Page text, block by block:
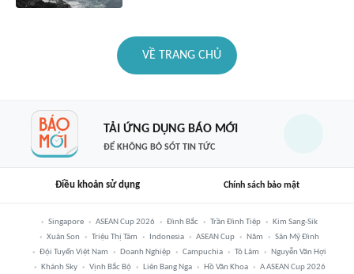
VỀ TRANG CHỦ
TẢI ỨNG DỤNG BÁO MỚI
ĐỂ KHÔNG BỎ SÓT TIN TỨC
Điều khoản sử dụng Chính sách bảo mật
Singapore ASEAN Cup 2026 Đình Bắc Trần Đình Tiệp
Kim Sang-Sik
Xuân Son
Triệu Thị Tâm Indonesia ASEAN Cup Năm
Sân Mỹ Đình
Đội Tuyển Việt Nam
Doanh Nghiệp Campuchia Tô Lâm
Nguyễn Văn Hợi
Khánh Sky
Vịnh Bắc Bộ Liên Bang Nga Hồ Văn Khoa A ASEAN Cup 2026